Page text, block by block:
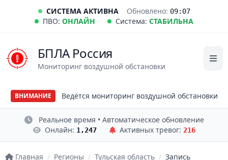
СИСТЕМА АКТИВНА Обновлено: 09:07
ПВО: ОНЛАЙН Система: СТАБИЛЬНА
БПЛА Россия
Мониторинг воздушной обстановки
ВНИМАНИЕ Ведётся мониторинг воздушной обстановки
Реальное время • Автоматическое обновление
Онлайн: 1,247 Активных тревог: 216
Главная / Регионы / Тульская область / Запись